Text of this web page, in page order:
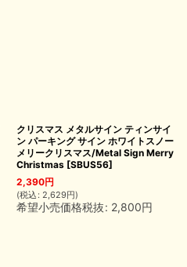
クリスマス メタルサイン ティンサイ
ン パーキング サイン ホワイトスノー
メリークリスマス/Metal Sign Merry
Christmas [SBUS56]
2,390円
(税込 : 2,629円)
希望小売価格税抜: 2,800円